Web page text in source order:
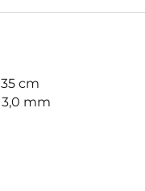
cm
3,0 mm